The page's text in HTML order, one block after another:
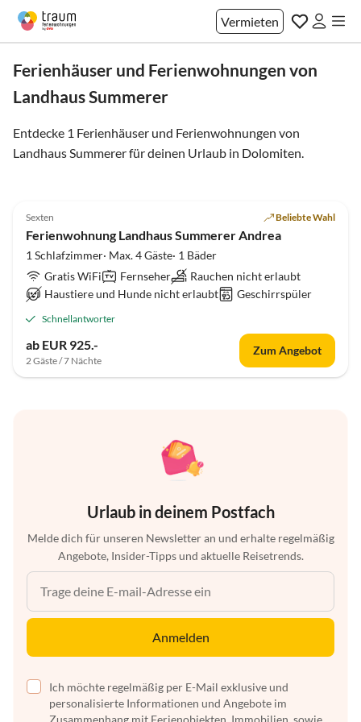
Vermieten
Ferienhäuser und Ferienwohnungen von
Landhaus Summerer
Entdecke 1 Ferienhäuser und Ferienwohnungen von
Landhaus Summerer für deinen Urlaub in Dolomiten.
Sexten Beliebte Wahl
Ferienwohnung Landhaus Summerer Andrea
1 Schlafzimmer· Max. 4 Gäste· 1 Bäder
Gratis WiFi
Fernseher
Rauchen nicht erlaubt
Haustiere und Hunde nicht erlaubt
Geschirrspüler
Schnellantworter
ab EUR 925.-
2 Gäste / 7 Nächte
Zum Angebot
Urlaub in deinem Postfach
Melde dich für unseren Newsletter an und erhalte regelmäßig
Angebote, Insider-Tipps und aktuelle Reisetrends.
Anmelden
Ich möchte regelmäßig per E-Mail exklusive und
personalisierte Informationen und Angebote im
Zusammenhang mit Ferienobjekten, Immobilien, sowie